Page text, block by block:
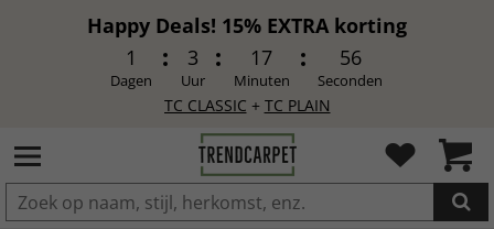
Happy Deals! 15% EXTRA korting
1
Dagen
3
Uur
17
Minuten
54
Seconden
TC CLASSIC + TC PLAIN